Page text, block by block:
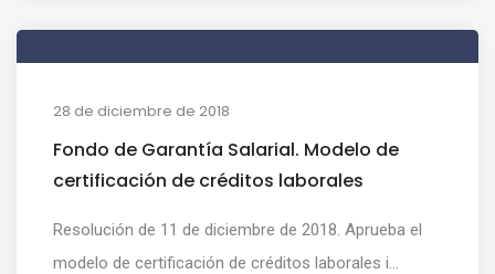
28 de diciembre de 2018
Fondo de Garantía Salarial. Modelo de
certificación de créditos laborales
Resolución de 11 de diciembre de 2018. Aprueba el
modelo de certificación de créditos laborales i...